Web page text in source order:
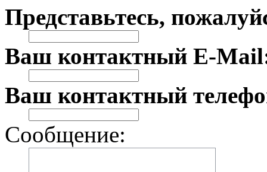
Представьтесь,
Ваш контактный E-
Ваш контактный
Сообщение: